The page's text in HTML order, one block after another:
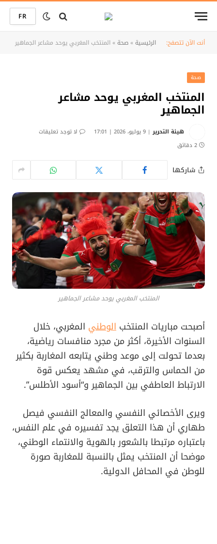
FR
أنت الآن تتصفح: الرئيسية»صحة»المنتخب المغربي يوحد مشاعر الجماهير
صحة
المنتخب المغربي يوحد مشاعر
الجماهير
هيئة التحرير 9 يوليو، 2026 | 17:01
لا توجد تعليقات
2 دقائق
شاركها
المنتخب المغربي يوحد مشاعر الجماهير
أصبحت مباريات المنتخب الوطني المغربي، خلال
السنوات الأخيرة، أكثر من مجرد منافسات رياضية،
بعدما تحولت إلى موعد وطني يتابعه المغاربة بكثير
من الحماس والترقب، في مشهد يعكس قوة
الارتباط العاطفي بين الجماهير و“أسود الأطلس”.
ويرى الأخصائي النفسي والمعالج النفسي فيصل
طهاري أن هذا التعلق يجد تفسيره في علم النفس،
باعتباره مرتبطا بالشعور بالهوية والانتماء الوطني،
موضحا أن المنتخب يمثل بالنسبة للمغاربة صورة
للوطن في المحافل الدولية.